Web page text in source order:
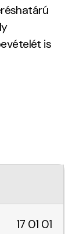
is
17 01 01